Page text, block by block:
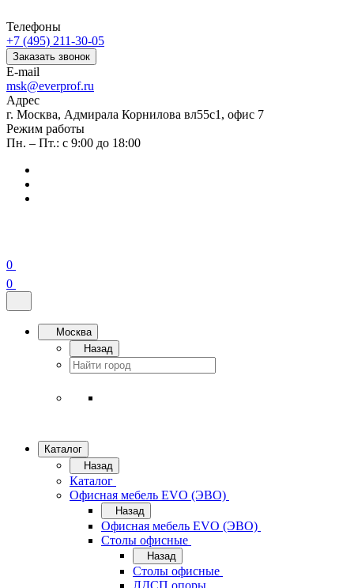
Телефоны
+7 (495) 211-30-05
Заказать звонок
E-mail
msk@everprof.ru
Адрес
г. Москва, Адмирала Корнилова вл55с1, офис 7
Режим работы
Пн. – Пт.: с 9:00 до 18:00
0
0
Москва
Назад
Каталог
Назад
Каталог
Офисная мебель EVO (ЭВО)
Назад
Офисная мебель EVO (ЭВО)
Cтолы офисные
Назад
Cтолы офисные
ЛДСП опоры